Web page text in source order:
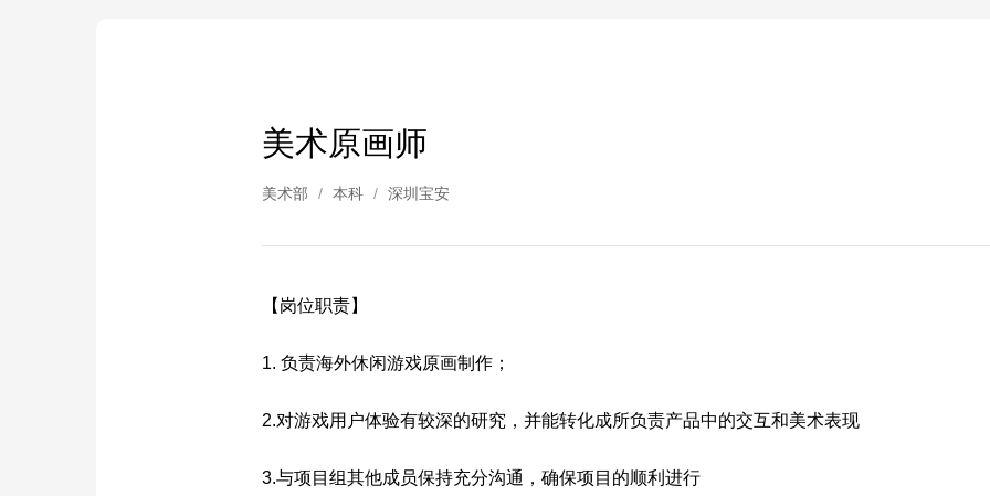
美术原画师
美术部 / 本科 / 深圳宝安
【岗位职责】
1. 负责海外休闲游戏原画制作；
2.对游戏用户体验有较深的研究，并能转化成所负责产品中的交互和美术表现
3.与项目组其他成员保持充分沟通，确保项目的顺利进行